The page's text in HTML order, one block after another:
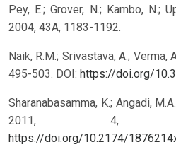
Pey, E.; Grover, N.; Kambo, N.;
2004, 43A, 1183-1192.
Naik, R.M.; Srivastava, A.; Verma,
495-503. DOI: https://doi.org/
Sharanabasamma, K.; Angadi,
2011, 4,
https://doi.org/10.2174/